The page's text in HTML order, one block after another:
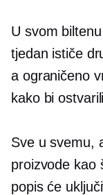
U svom
tjedan ističe
a ograničeno
kako bi
Sve u svemu,
proizvode kao
popis će